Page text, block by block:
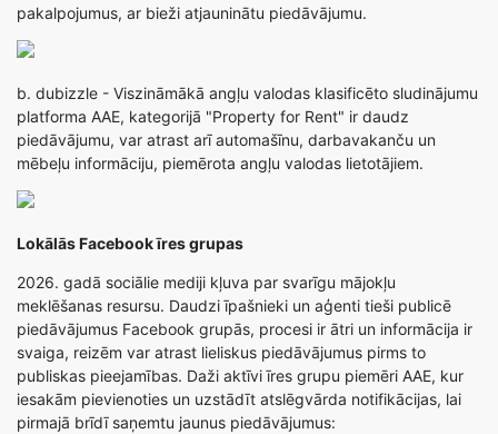
pakalpojumus, ar bieži atjauninātu piedāvājumu.
b. dubizzle - Viszināmākā angļu valodas klasificēto sludinājumu
platforma AAE, kategorijā "Property for Rent" ir daudz
piedāvājumu, var atrast arī automašīnu, darbavakanču un
mēbeļu informāciju, piemērota angļu valodas lietotājiem.
Lokālās Facebook īres grupas
2026. gadā sociālie mediji kļuva par svarīgu mājokļu
meklēšanas resursu. Daudzi īpašnieki un aģenti tieši publicē
piedāvājumus Facebook grupās, procesi ir ātri un informācija ir
svaiga, reizēm var atrast lieliskus piedāvājumus pirms to
publiskas pieejamības. Daži aktīvi īres grupu piemēri AAE, kur
iesakām pievienoties un uzstādīt atslēgvārda notifikācijas, lai
pirmajā brīdī saņemtu jaunus piedāvājumus: